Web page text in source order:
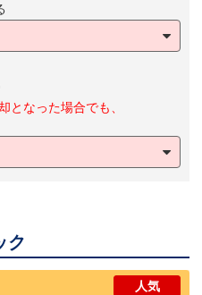
となった場合でも、
ク
人気